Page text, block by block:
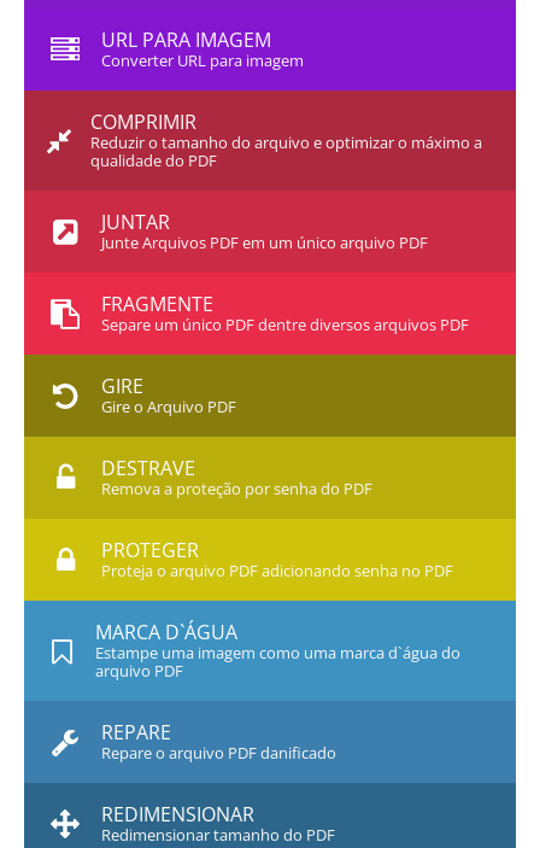
URL PARA IMAGEM
Converter URL para imagem
COMPRIMIR
Reduzir o tamanho do arquivo e optimizar o máximo a
qualidade do PDF
JUNTAR
Junte Arquivos PDF em um único arquivo PDF
FRAGMENTE
Separe um único PDF dentre diversos arquivos PDF
GIRE
Gire o Arquivo PDF
DESTRAVE
Remova a proteção por senha do PDF
PROTEGER
Proteja o arquivo PDF adicionando senha no PDF
MARCA D`ÁGUA
Estampe uma imagem como uma marca d`água do
arquivo PDF
REPARE
Repare o arquivo PDF danificado
REDIMENSIONAR
Redimensionar tamanho do PDF